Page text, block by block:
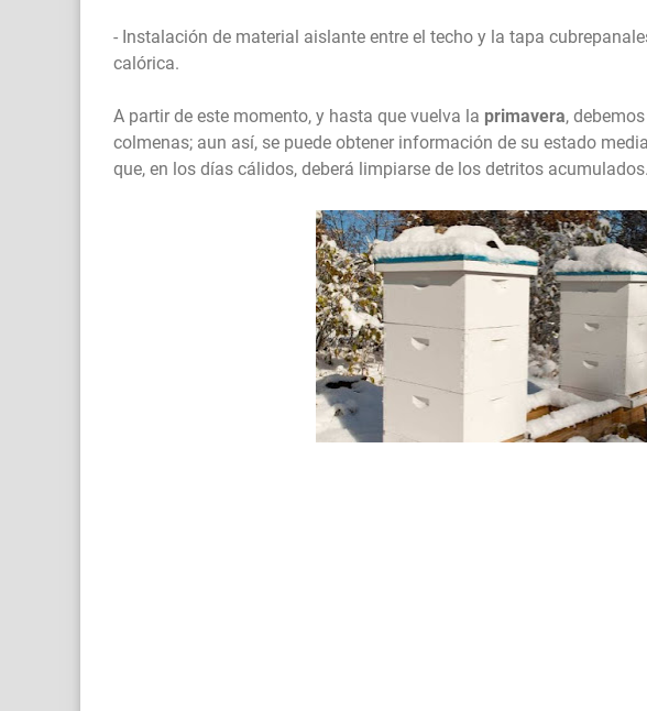
- Instalación de material aislante entre el techo y la tapa
calórica.
A partir de este momento, y hasta que vuelva la primavera,
colmenas; aun así, se puede obtener información de su estado
que, en los días cálidos, deberá limpiarse de los detritos acumulados.